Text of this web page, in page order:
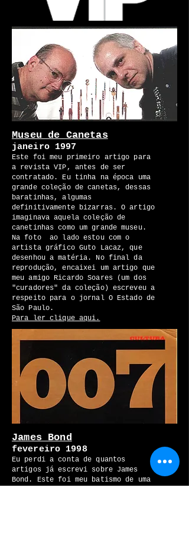
Museu de Canetas
janeiro 1997
Este foi meu primeiro artigo para
a revista VIP, antes de ser
contratado. Eu tinha na época uma
grande coleção de canetas, dessas
baratinhas, algumas
definitivamente bizarras. O artigo
imaginava aquela coleção de
canetinhas como um grande museu.
Na foto ao lado estou com o
artista gráfico Guto Lacaz, que
desenhou a matéria. No final da
reprodução, encaixei um artigo que
meu amigo Ricardo Soares (um dos
"curadores" da coleção) escreveu a
respeito para o jornal O Estado de
São Paulo.
Para ler clique aqui.
James Bond
fevereiro 1998
Eu perdi a conta de quantos
artigos já escrevi sobre James
Bond. Este foi meu batismo de uma